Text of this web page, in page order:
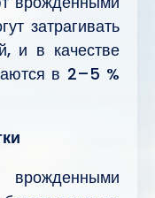
затрагивать
и в качестве
в 2–5 %